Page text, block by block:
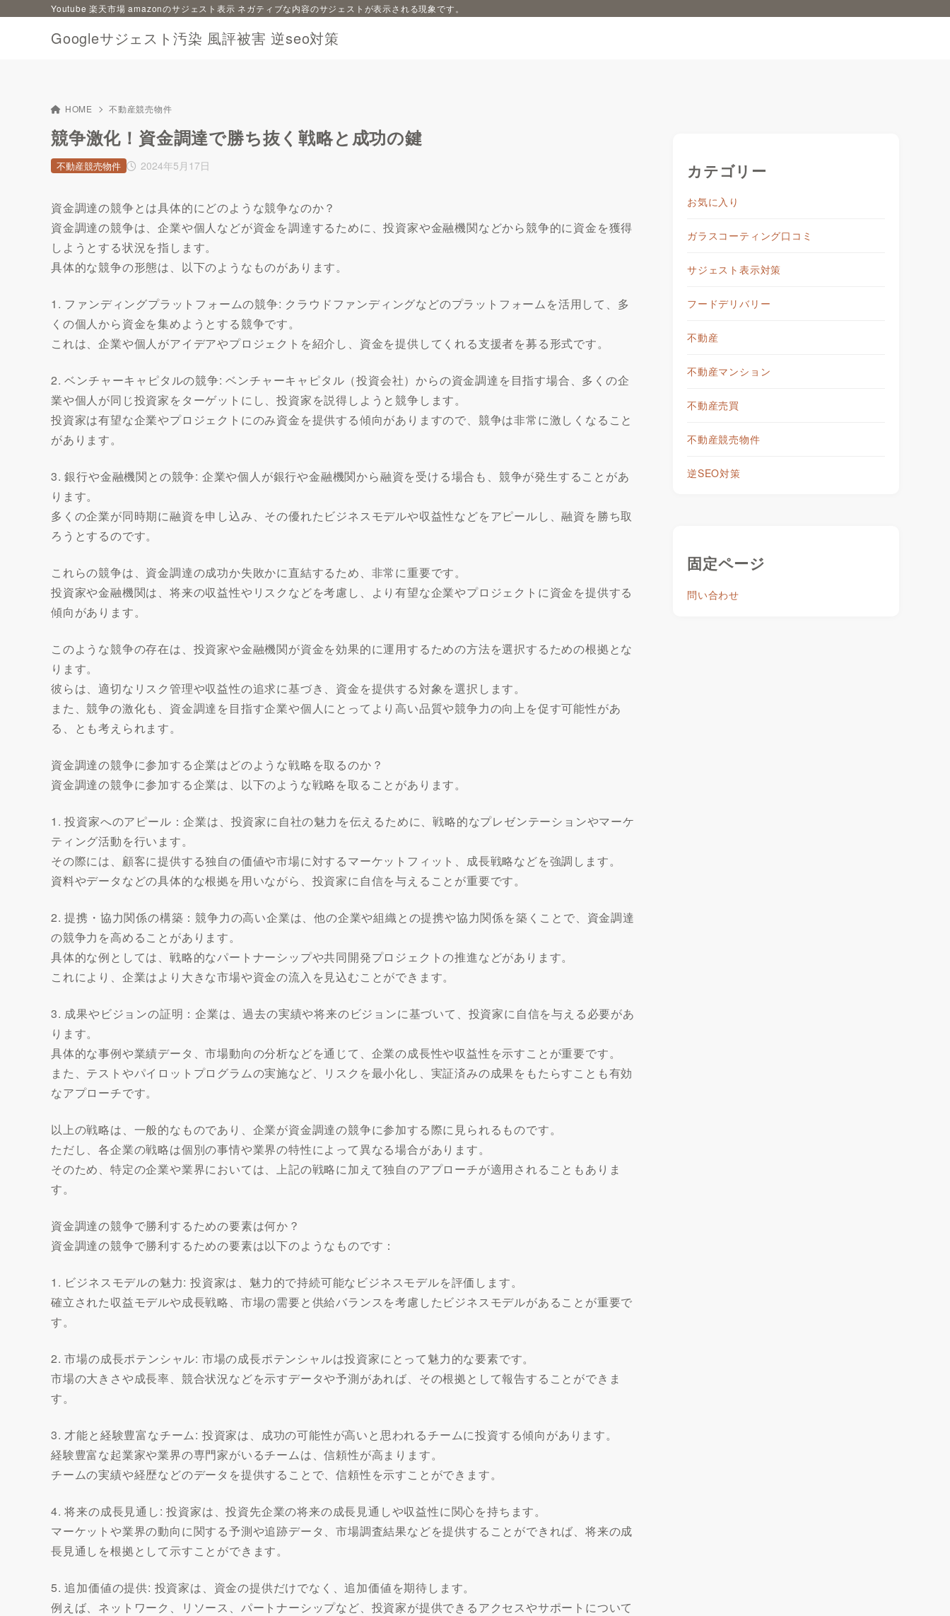
Googleサジェスト汚染 風評被害 逆seo対策
Youtube 楽天市場 amazonのサジェスト表示 ネガティブな内容のサジェストが表示される現象です。
HOME 不動産競売物件
競争激化！資金調達で勝ち抜く戦略と成功の鍵
2024年5月17日
不動産競売物件
資金調達の競争とは具体的にどのような競争なのか？
資金調達の競争は、企業や個人などが資金を調達するために、投資家や金融機関などから競争的に資金を獲得
しようとする状況を指します。
具体的な競争の形態は、以下のようなものがあります。
1. ファンディングプラットフォームの競争: クラウドファンディングなどのプラットフォームを活用して、多
くの個人から資金を集めようとする競争です。
これは、企業や個人がアイデアやプロジェクトを紹介し、資金を提供してくれる支援者を募る形式です。
2. ベンチャーキャピタルの競争: ベンチャーキャピタル（投資会社）からの資金調達を目指す場合、多くの企
業や個人が同じ投資家をターゲットにし、投資家を説得しようと競争します。
投資家は有望な企業やプロジェクトにのみ資金を提供する傾向がありますので、競争は非常に激しくなること
があります。
3. 銀行や金融機関との競争: 企業や個人が銀行や金融機関から融資を受ける場合も、競争が発生することがあ
ります。
多くの企業が同時期に融資を申し込み、その優れたビジネスモデルや収益性などをアピールし、融資を勝ち取
ろうとするのです。
これらの競争は、資金調達の成功か失敗かに直結するため、非常に重要です。
投資家や金融機関は、将来の収益性やリスクなどを考慮し、より有望な企業やプロジェクトに資金を提供する
傾向があります。
このような競争の存在は、投資家や金融機関が資金を効果的に運用するための方法を選択するための根拠とな
ります。
彼らは、適切なリスク管理や収益性の追求に基づき、資金を提供する対象を選択します。
また、競争の激化も、資金調達を目指す企業や個人にとってより高い品質や競争力の向上を促す可能性があ
る、とも考えられます。
資金調達の競争に参加する企業はどのような戦略を取るのか？
資金調達の競争に参加する企業は、以下のような戦略を取ることがあります。
1. 投資家へのアピール：企業は、投資家に自社の魅力を伝えるために、戦略的なプレゼンテーションやマーケ
ティング活動を行います。
その際には、顧客に提供する独自の価値や市場に対するマーケットフィット、成長戦略などを強調します。
資料やデータなどの具体的な根拠を用いながら、投資家に自信を与えることが重要です。
2. 提携・協力関係の構築：競争力の高い企業は、他の企業や組織との提携や協力関係を築くことで、資金調達
の競争力を高めることがあります。
具体的な例としては、戦略的なパートナーシップや共同開発プロジェクトの推進などがあります。
これにより、企業はより大きな市場や資金の流入を見込むことができます。
3. 成果やビジョンの証明：企業は、過去の実績や将来のビジョンに基づいて、投資家に自信を与える必要があ
ります。
具体的な事例や業績データ、市場動向の分析などを通じて、企業の成長性や収益性を示すことが重要です。
また、テストやパイロットプログラムの実施など、リスクを最小化し、実証済みの成果をもたらすことも有効
なアプローチです。
以上の戦略は、一般的なものであり、企業が資金調達の競争に参加する際に見られるものです。
ただし、各企業の戦略は個別の事情や業界の特性によって異なる場合があります。
そのため、特定の企業や業界においては、上記の戦略に加えて独自のアプローチが適用されることもありま
す。
資金調達の競争で勝利するための要素は何か？
資金調達の競争で勝利するための要素は以下のようなものです：
1. ビジネスモデルの魅力: 投資家は、魅力的で持続可能なビジネスモデルを評価します。
確立された収益モデルや成長戦略、市場の需要と供給バランスを考慮したビジネスモデルがあることが重要で
す。
2. 市場の成長ポテンシャル: 市場の成長ポテンシャルは投資家にとって魅力的な要素です。
市場の大きさや成長率、競合状況などを示すデータや予測があれば、その根拠として報告することができま
す。
3. 才能と経験豊富なチーム: 投資家は、成功の可能性が高いと思われるチームに投資する傾向があります。
経験豊富な起業家や業界の専門家がいるチームは、信頼性が高まります。
チームの実績や経歴などのデータを提供することで、信頼性を示すことができます。
4. 将来の成長見通し: 投資家は、投資先企業の将来の成長見通しや収益性に関心を持ちます。
マーケットや業界の動向に関する予測や追跡データ、市場調査結果などを提供することができれば、将来の成
長見通しを根拠として示すことができます。
5. 追加価値の提供: 投資家は、資金の提供だけでなく、追加価値を期待します。
例えば、ネットワーク、リソース、パートナーシップなど、投資家が提供できるアクセスやサポートについて
カテゴリー
お気に入り
ガラスコーティング口コミ
サジェスト表示対策
フードデリバリー
不動産
不動産マンション
不動産売買
不動産競売物件
逆SEO対策
固定ページ
問い合わせ